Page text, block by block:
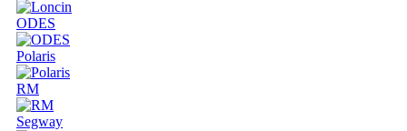
ODES
Polaris
RM
Segway